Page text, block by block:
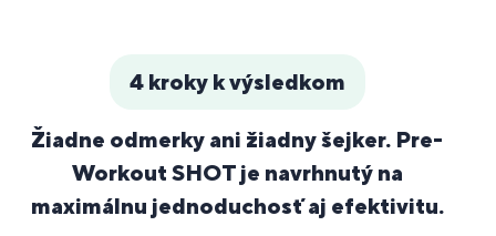
4 kroky k výsledkom
Žiadne odmerky ani žiadny šejker. Pre-
Workout SHOT je navrhnutý na
maximálnu jednoduchosť aj efektivitu.